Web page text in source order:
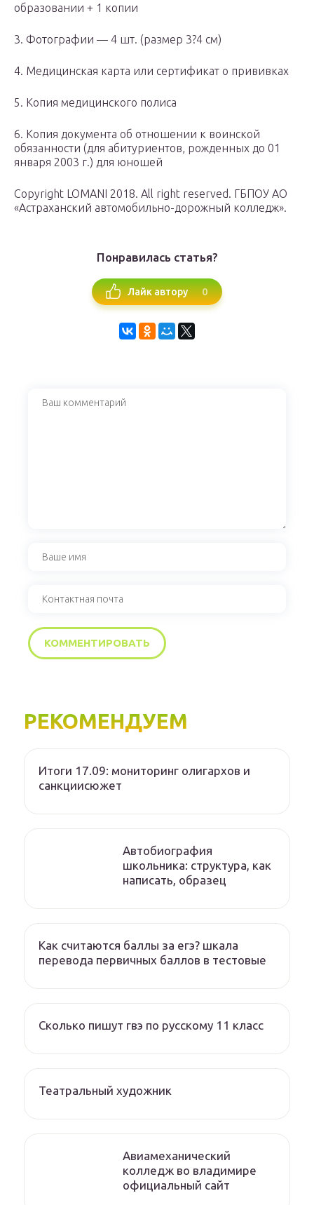
образовании + 1 копии
3. Фотографии — 4 шт. (размер 3?4 см)
4. Медицинская карта или сертификат о прививках
5. Копия медицинского полиса
6. Копия документа об отношении к воинской
обязанности (для абитуриентов, рожденных до 01
января 2003 г.) для юношей
Copyright LOMANI 2018. All right reserved. ГБПОУ АО
«Астраханский автомобильно-дорожный колледж».
Понравилась статья?
Лайк автору 0
РЕКОМЕНДУЕМ
Итоги 17.09: мониторинг олигархов и
санкциисюжет
Автобиография
школьника: структура, как
написать, образец
Как считаются баллы за егэ? шкала
перевода первичных баллов в тестовые
Сколько пишут гвэ по русскому 11 класс
Театральный художник
Авиамеханический
колледж во владимире
официальный сайт